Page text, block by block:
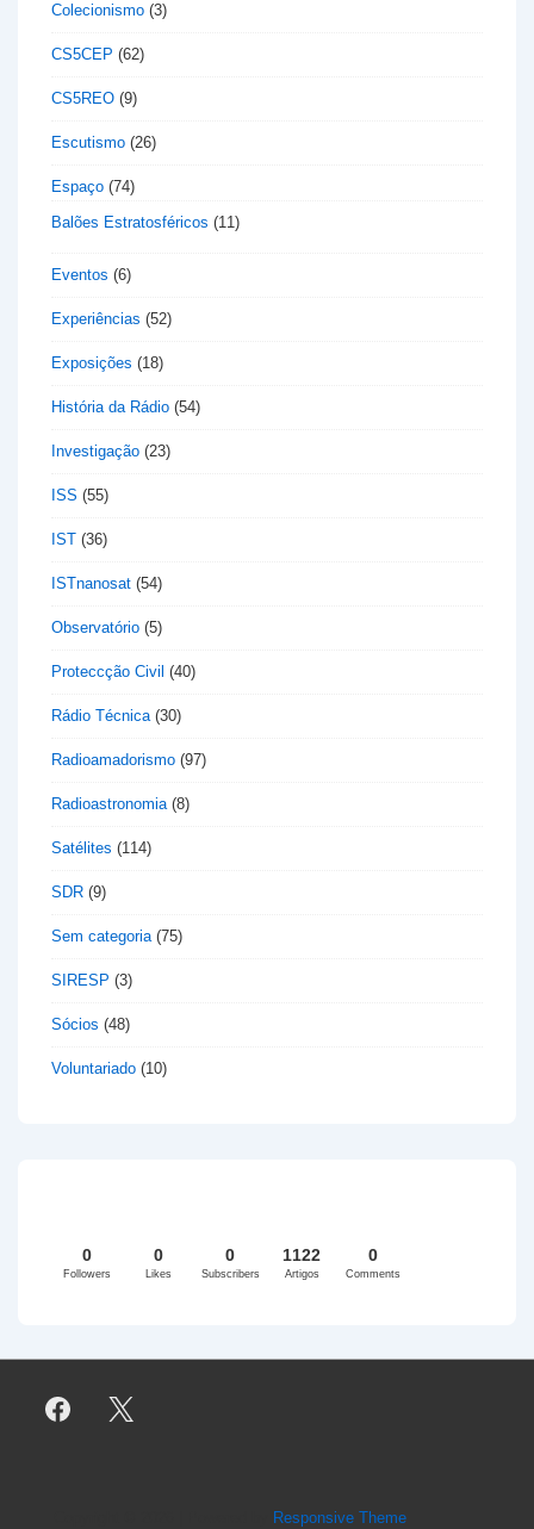
Colecionismo (3)
CS5CEP (62)
CS5REO (9)
Escutismo (26)
Espaço (74)
Balões Estratosféricos (11)
Eventos (6)
Experiências (52)
Exposições (18)
História da Rádio (54)
Investigação (23)
ISS (55)
IST (36)
ISTnanosat (54)
Observatório (5)
Proteccção Civil (40)
Rádio Técnica(30)
Radioamadorismo (97)
Radioastronomia(8)
Satélites (114)
SDR (9)
Sem categoria(75)
SIRESP (3)
Sócios (48)
Voluntariado (10)
0
Followers
0
Likes
0
Subscribers
1122
Artigos
0
Comments
Responsive Theme